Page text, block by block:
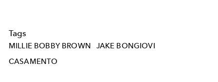
Tags
MILLIE BOBBY BROWN
JAKE BONGIOVI
CASAMENTO